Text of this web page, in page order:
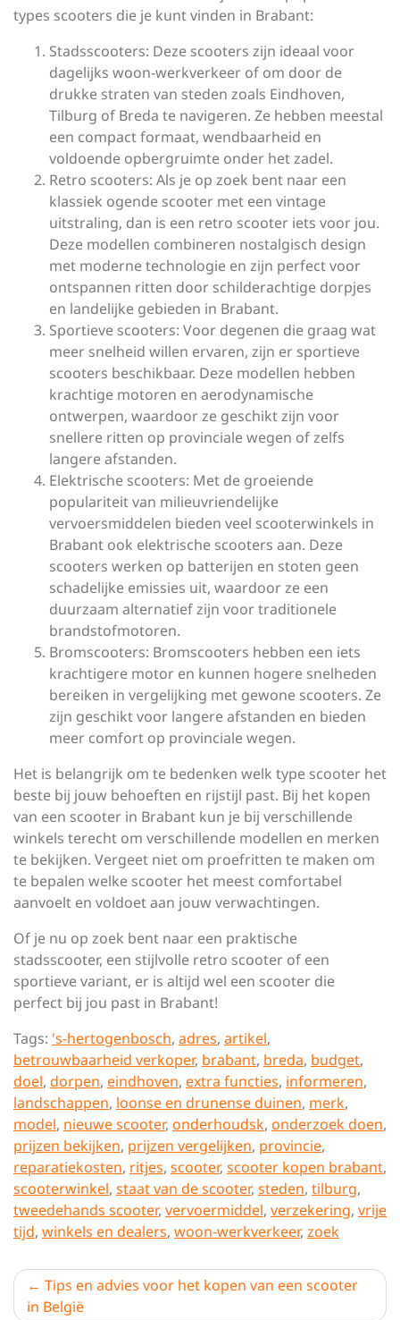
types scooters die je kunt vinden in Brabant:
Stadsscooters: Deze scooters zijn ideaal voor
dagelijks woon-werkverkeer of om door de
drukke straten van steden zoals Eindhoven,
Tilburg of Breda te navigeren. Ze hebben meestal
een compact formaat, wendbaarheid en
voldoende opbergruimte onder het zadel.
Retro scooters: Als je op zoek bent naar een
klassiek ogende scooter met een vintage
uitstraling, dan is een retro scooter iets voor jou.
Deze modellen combineren nostalgisch design
met moderne technologie en zijn perfect voor
ontspannen ritten door schilderachtige dorpjes
en landelijke gebieden in Brabant.
Sportieve scooters: Voor degenen die graag wat
meer snelheid willen ervaren, zijn er sportieve
scooters beschikbaar. Deze modellen hebben
krachtige motoren en aerodynamische
ontwerpen, waardoor ze geschikt zijn voor
snellere ritten op provinciale wegen of zelfs
langere afstanden.
Elektrische scooters: Met de groeiende
populariteit van milieuvriendelijke
vervoersmiddelen bieden veel scooterwinkels in
Brabant ook elektrische scooters aan. Deze
scooters werken op batterijen en stoten geen
schadelijke emissies uit, waardoor ze een
duurzaam alternatief zijn voor traditionele
brandstofmotoren.
Bromscooters: Bromscooters hebben een iets
krachtigere motor en kunnen hogere snelheden
bereiken in vergelijking met gewone scooters. Ze
zijn geschikt voor langere afstanden en bieden
meer comfort op provinciale wegen.
Het is belangrijk om te bedenken welk type scooter het
beste bij jouw behoeften en rijstijl past. Bij het kopen
van een scooter in Brabant kun je bij verschillende
winkels terecht om verschillende modellen en merken
te bekijken. Vergeet niet om proefritten te maken om
te bepalen welke scooter het meest comfortabel
aanvoelt en voldoet aan jouw verwachtingen.
Of je nu op zoek bent naar een praktische
stadsscooter, een stijlvolle retro scooter of een
sportieve variant, er is altijd wel een scooter die
perfect bij jou past in Brabant!
Tags: 's-hertogenbosch, adres, artikel,
betrouwbaarheid verkoper, brabant, breda, budget,
doel, dorpen, eindhoven, extra functies, informeren,
landschappen, loonse en drunense duinen, merk,
model, nieuwe scooter, onderhoudsk, onderzoek doen,
prijzen bekijken, prijzen vergelijken, provincie,
reparatiekosten, ritjes, scooter, scooter kopen brabant,
scooterwinkel, staat van de scooter, steden, tilburg,
tweedehands scooter, vervoermiddel, verzekering, vrije
tijd, winkels en dealers, woon-werkverkeer, zoek
Berichtnavigatie
Tips en advies voor het kopen van een scooter
in België